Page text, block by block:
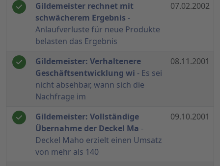
Gildemeister rechnet mit
schwächerem Ergebnis -
Anlaufverluste für neue Produkte
belasten das Ergebnis
07.02.2002
Gildemeister: Verhaltenere
Geschäftsentwicklung wi - Es sei
nicht absehbar, wann sich die
Nachfrage im
08.11.2001
Gildemeister: Vollständige
Übernahme der Deckel Ma -
Deckel Maho erzielt einen Umsatz
von mehr als 140
09.10.2001